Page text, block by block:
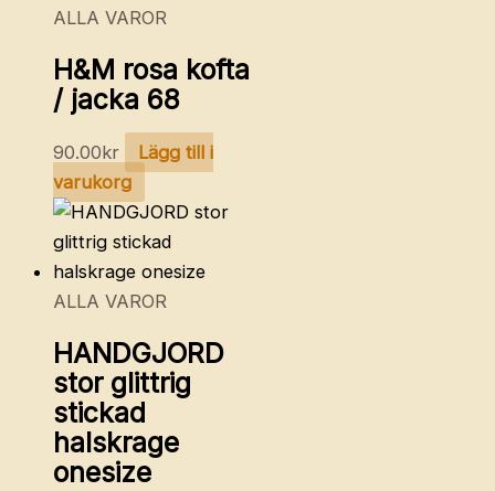
ALLA VAROR
H&M rosa kofta
/ jacka 68
90.00kr
Lägg till i
varukorg
ALLA VAROR
HANDGJORD
stor glittrig
stickad
halskrage
onesize